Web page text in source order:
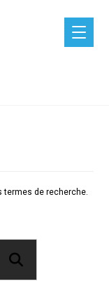
termes de recherche.